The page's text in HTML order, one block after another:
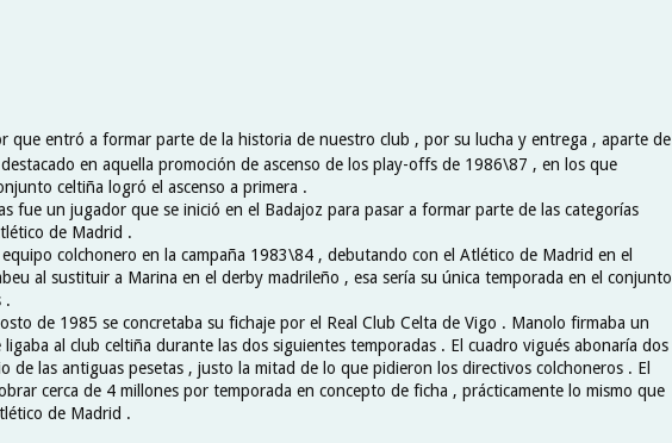
que entró a formar parte de la historia de nuestro club , por su lucha y entrega , aparte de
en aquella promoción de ascenso de los play-offs de 1986\87 , en los que
celtiña logró el ascenso a primera .
fue un jugador que se inició en el Badajoz para pasar a formar parte de las categorías
de Madrid .
colchonero en la campaña 1983\84 , debutando con el Atlético de Madrid en el
al sustituir a Marina en el derby madrileño , esa sería su única temporada en el conjunto
.
de 1985 se concretaba su fichaje por el Real Club Celta de Vigo . Manolo firmaba un
al club celtiña durante las dos siguientes temporadas . El cuadro vigués abonaría dos
de las antiguas pesetas , justo la mitad de lo que pidieron los directivos colchoneros . El
cerca de 4 millones por temporada en concepto de ficha , prácticamente lo mismo que
de Madrid .